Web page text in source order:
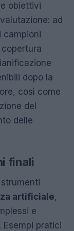
obiettivi
ad
campioni
dopo la
così come
del
delle
finali
artificiale,
e
pratici